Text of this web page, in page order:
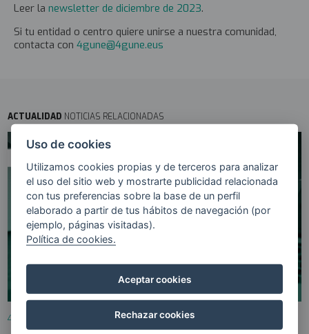
Leer la newsletter de diciembre de 2023.
Si tu entidad o centro quiere unirse a nuestra comunidad,
contacta con 4gune@4gune.eus
ACTUALIDAD NOTICIAS RELACIONADAS
4gune, nueva Regional Skills Partnership europea
Uso de cookies
Utilizamos cookies propias y de terceros para analizar
el uso del sitio web y mostrarte publicidad relacionada
con tus preferencias sobre la base de un perfil
elaborado a partir de tus hábitos de navegación (por
ejemplo, páginas visitadas).
Política de cookies.
Aceptar cookies
Rechazar cookies